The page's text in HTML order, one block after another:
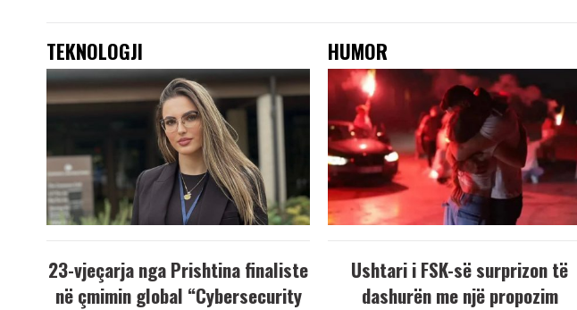
TEKNOLOGJI
23-vjeçarja nga Prishtina finaliste
në çmimin global “Cybersecurity
HUMOR
Ushtari i FSK-së surprizon të
dashurën me një propozim